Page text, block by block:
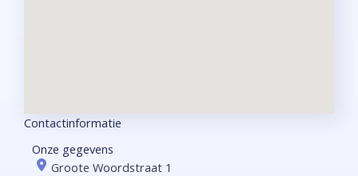
Contactinformatie​
Onze gegevens
Groote Woordstraat 1